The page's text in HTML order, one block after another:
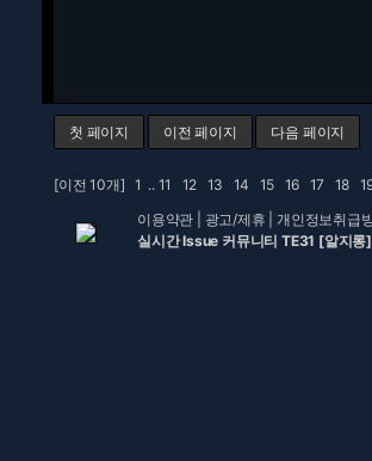
첫 페이지 이전 페이지 다음 페이지
[이전 10개] 1 ..11 12 13 14 15 16 17 18
이용약관
광고/제휴 |개인정보취급
실시간 Issue 커뮤니티 TE31 [알지